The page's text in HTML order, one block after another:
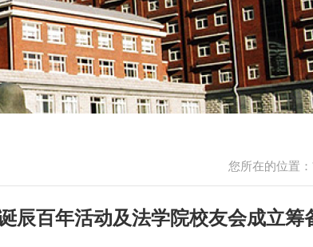
您所在的位置：
辰百年活动及法学院校友会成立筹